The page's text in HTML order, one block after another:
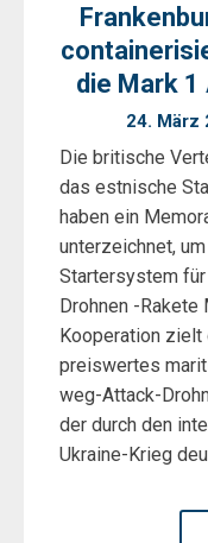
die Mark
24. März
Die britische
das estnische
haben ein
unterzeichnet,
Startersystem
Drohnen -Rakete
Kooperation zielt
preiswertes
weg-Attack-
der durch den
Ukraine-Krieg